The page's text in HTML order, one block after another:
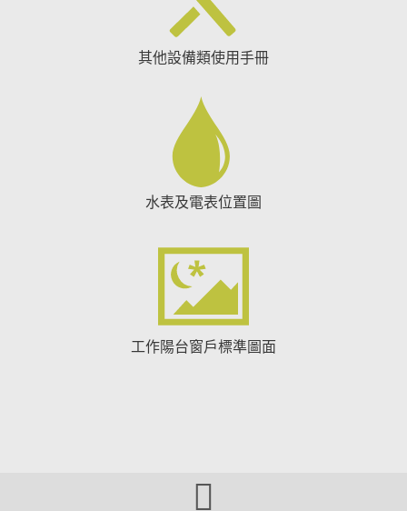
其他設備類使用手冊
水表及電表位置圖
工作陽台窗戶標準圖面